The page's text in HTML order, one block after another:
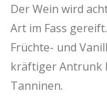
Der Wein wird
Art im Fass
Früchte- und
kräftiger Antrunk
Tanninen.